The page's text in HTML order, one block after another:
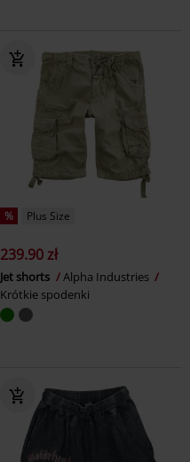
% Plus Size
239.90 zł
Jet shorts
Alpha Industries
Krótkie spodenki